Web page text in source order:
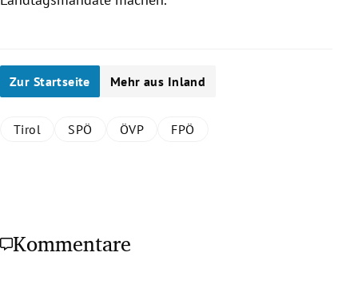
Zur Startseite Mehr aus Inland
Tirol SPÖ ÖVP FPÖ
Kommentare